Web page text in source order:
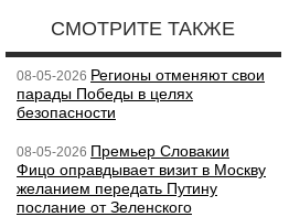
СМОТРИТЕ ТАКЖЕ
08-05-2026 Регионы отменяют свои
парады Победы в целях
безопасности
08-05-2026 Премьер Словакии
Фицо оправдывает визит в Москву
желанием передать Путину
послание от Зеленского